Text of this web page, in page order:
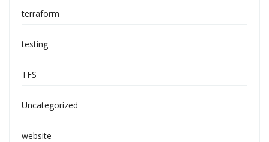
terraform
testing
TFS
Uncategorized
website